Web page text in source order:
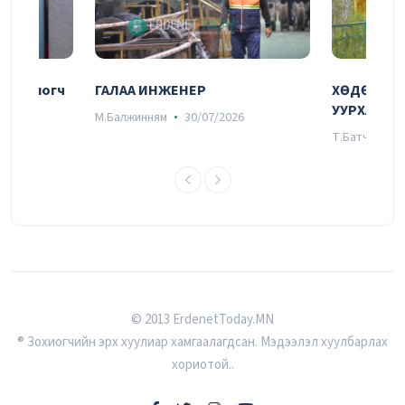
ШӨНИЙН ЭКСКАВАТОРЧИН
29/07/2026
СЭТГЭЛ УЯАТАЙ
Удирдах ажилтны шуурхай зөвлөгөөний
ГАЛАА ИНЖЕНЕР
М.Балжинням 30/07/2026
Т.Батчулуун
© 2013 ErdenetToday.MN
® Зохиогчийн эрх хуулиар хамгаалагдсан. Мэдээлэл хуулбарлах
хориотой..